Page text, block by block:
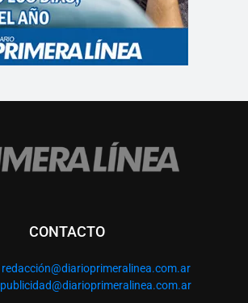
CONTACTO
redacción@diarioprimeralinea.com.ar
publicidad@diarioprimeralinea.com.ar